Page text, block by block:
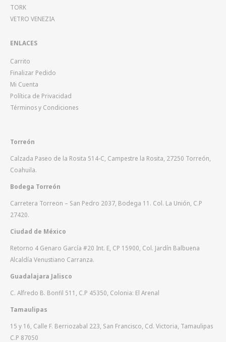
TORK
VETRO VENEZIA
ENLACES
Carrito
Finalizar Pedido
Mi Cuenta
Política de Privacidad
Términos y Condiciones
Torreón
Calzada Paseo de la Rosita 514-C, Campestre la Rosita, 27250 Torreón,
Coahuila.
Bodega Torreón
Carretera Torreon – San Pedro 2037, Bodega 11. Col. La Unión, C.P
27420.
Ciudad de México
Retorno 4 Genaro García #20 Int. E, CP 15900, Col. Jardín Balbuena
Alcaldía Venustiano Carranza.
Guadalajara Jalisco
C. Alfredo B. Bonfil 511, C.P 45350, Colonia: El Arenal
Tamaulipas
15 y 16, Calle F. Berriozabal 223, San Francisco, Cd. Victoria, Tamaulipas
C.P 87050